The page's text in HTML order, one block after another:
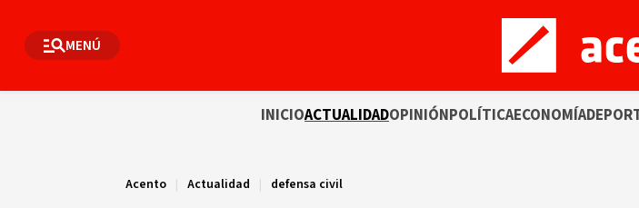
MENÚ
INICIOACTUALIDADOPINIÓNPOLÍTICAECONOMÍA
Acento | Actualidad | defensa civil